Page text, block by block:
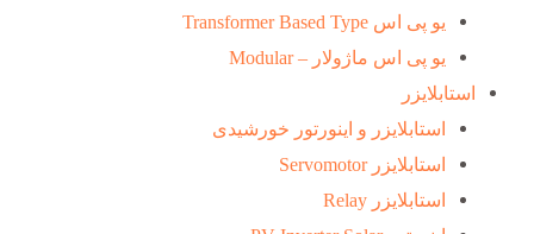
یو پی اس Transformer Based Type
یو پی اس ماژولار – Modular
استابلایزر
استابلایزر و اینورتور خورشیدی
استابلایزر Servomotor
استابلایزر Relay